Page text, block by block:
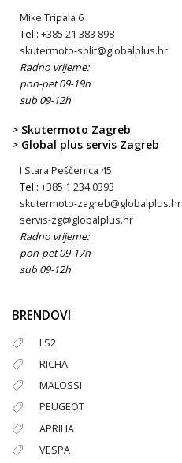
Mike Tripala 6
Tel.: +385 21 383 898
skutermoto-split@globalplus.hr
Radno vrijeme:
pon-pet 09-19h
sub 09-12h
> Skutermoto Zagreb
> Global plus servis Zagreb
I Stara Peščenica 45
Tel.: +385 1 234 0393
skutermoto-zagreb@globalplus.hr
servis-zg@globalplus.hr
Radno vrijeme:
pon-pet 09-17h
sub 09-12h
BRENDOVI
LS2
RICHA
MALOSSI
PEUGEOT
APRILIA
VESPA